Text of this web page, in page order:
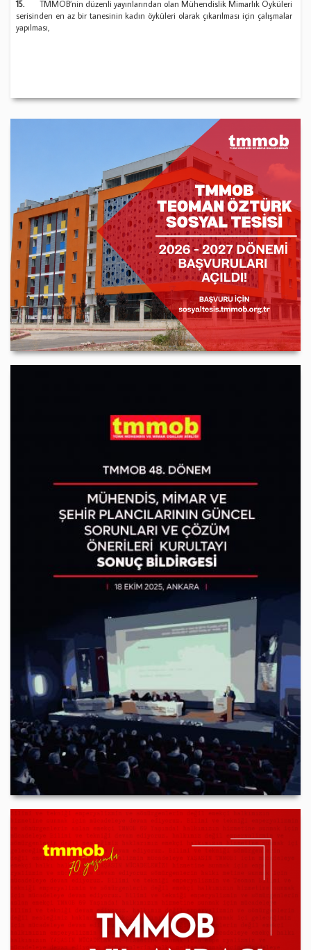
15. TMMOB’nin düzenli yayınlarından olan Mühendislik Mimarlık Öyküleri
serisinden en az bir tanesinin kadın öyküleri olarak çıkarılması için çalışmalar
yapılması,